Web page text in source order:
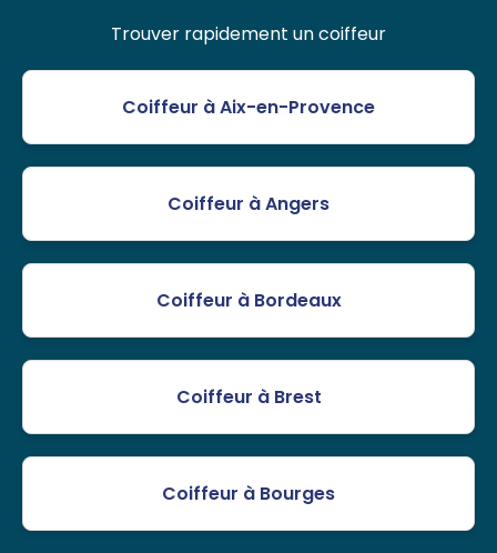
Trouver rapidement un coiffeur
Coiffeur à Aix-en-Provence
Coiffeur à Angers
Coiffeur à Bordeaux
Coiffeur à Brest
Coiffeur à Bourges